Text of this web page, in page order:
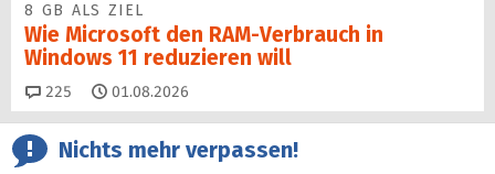
8 GB ALS ZIEL
Wie Microsoft den RAM-Verbrauch in
Windows 11 reduzieren will
225 Kommentare
01.08.2026
Nichts mehr verpassen!